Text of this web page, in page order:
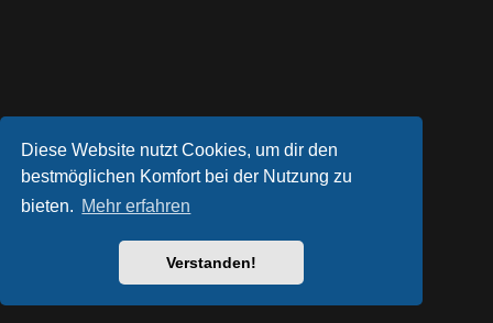
Diese Website nutzt Cookies, um dir den
bestmöglichen Komfort bei der Nutzung zu
bieten. Mehr erfahren
Verstanden!